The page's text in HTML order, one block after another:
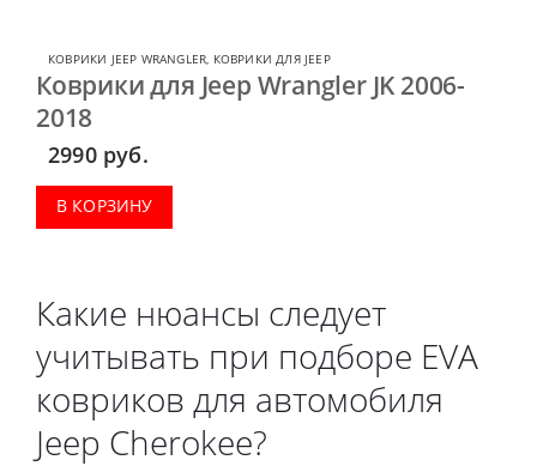
КОВРИКИ JEEP WRANGLER, КОВРИКИ ДЛЯ JEEP
Коврики для Jeep Wrangler JK 2006-
2018
2990 руб.
В КОРЗИНУ
Какие нюансы следует
учитывать при подборе EVA
ковриков для автомобиля
Jeep Cherokee?